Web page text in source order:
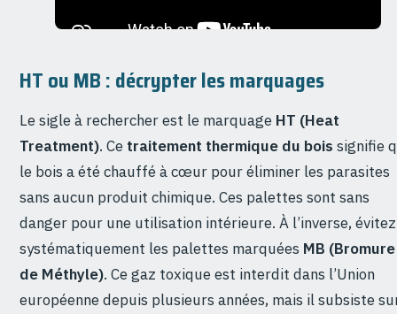
HT ou MB : décrypter les marquages
Le sigle à rechercher est le marquage HT (Heat
Treatment). Ce traitement thermique du bois signifie
le bois a été chauffé à cœur pour éliminer les parasites
sans aucun produit chimique. Ces palettes sont sans
danger pour une utilisation intérieure. À l’inverse, évitez
systématiquement les palettes marquées MB (Bromure
de Méthyle). Ce gaz toxique est interdit dans l’Union
européenne depuis plusieurs années, mais il subsiste